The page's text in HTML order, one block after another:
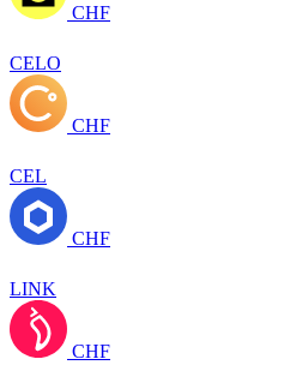
CHF
CELO
CHF
CEL
CHF
LINK
CHF